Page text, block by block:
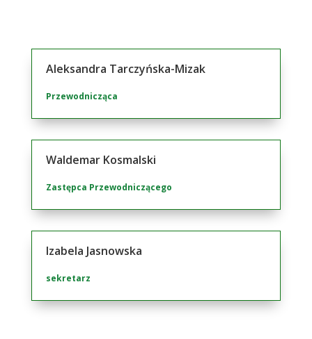
Aleksandra Tarczyńska-Mizak
Przewodnicząca
Waldemar Kosmalski
Zastępca Przewodniczącego
Izabela Jasnowska
sekretarz